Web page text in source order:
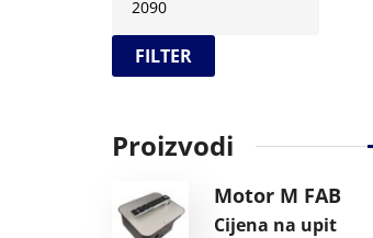
FILTER
Proizvodi
Motor M FAB
Cijena na upit